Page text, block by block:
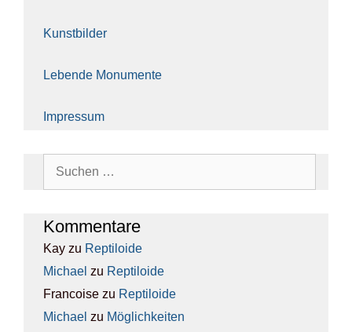
Kunst­bil­der
Leben­de Monu­men­te
Impres­sum
Kom­men­ta­re
Kay zu Rep­ti­lo­ide
Michael zu Rep­ti­lo­ide
Francoise zu Rep­ti­lo­ide
Michael zu Mög­lich­kei­ten